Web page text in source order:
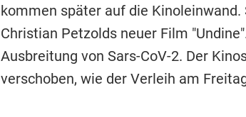
kommen später auf die
Christian Petzolds neuer Film
Ausbreitung von Sars-CoV-2. Der
verschoben, wie der Verleih am